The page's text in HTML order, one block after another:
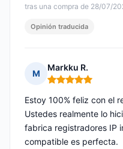
tras una compra de 28/07/
Opinión traducida
M
Markku R.
Nota: 5 de 5
Estoy 100% feliz con el
Ustedes realmente lo
fabrica registradores IP
compatible es perfecta.